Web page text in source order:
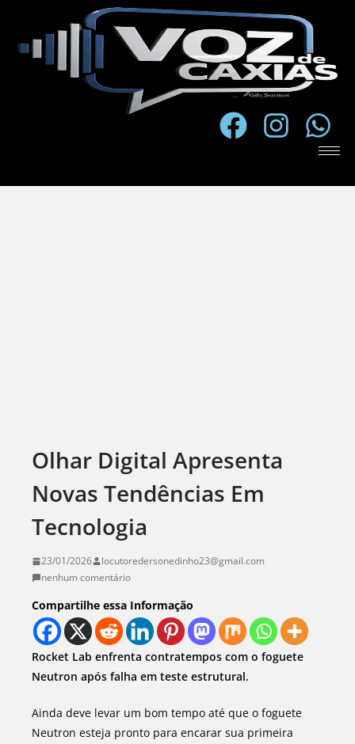
Olhar Digital Apresenta
Novas Tendências Em
Tecnologia
23/01/2026
locutoredersonedinho23@gmail.com
nenhum comentário
Compartilhe essa Informação
Rocket Lab enfrenta contratempos com o foguete
Neutron após falha em teste estrutural.
Ainda deve levar um bom tempo até que o foguete
Neutron esteja pronto para encarar sua primeira